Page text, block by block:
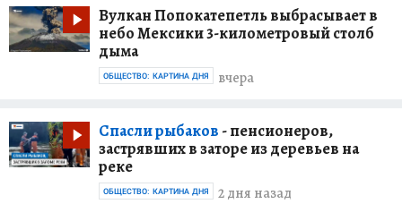
Вулкан Попокатепетль выбрасывает в
небо Мексики 3-километровый столб
дыма
вчера
ОБЩЕСТВО: КАРТИНА ДНЯ
Спасли рыбаков - пенсионеров,
застрявших в заторе из деревьев на
реке
2 дня назад
ОБЩЕСТВО: КАРТИНА ДНЯ